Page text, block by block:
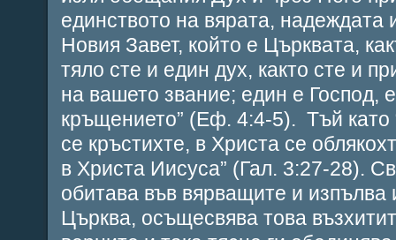
единството на вярата,
Новия Завет, който е Църквата,
тяло сте и един дух, както сте и
на вашето звание; един е Господ,
кръщението” (Еф. 4:4-5). Тъй като
се кръстихте, в Христа се
в Христа Иисуса” (Гал. 3:27-28).
обитава във вярващите и изпълва
Църква, осъщесвява това